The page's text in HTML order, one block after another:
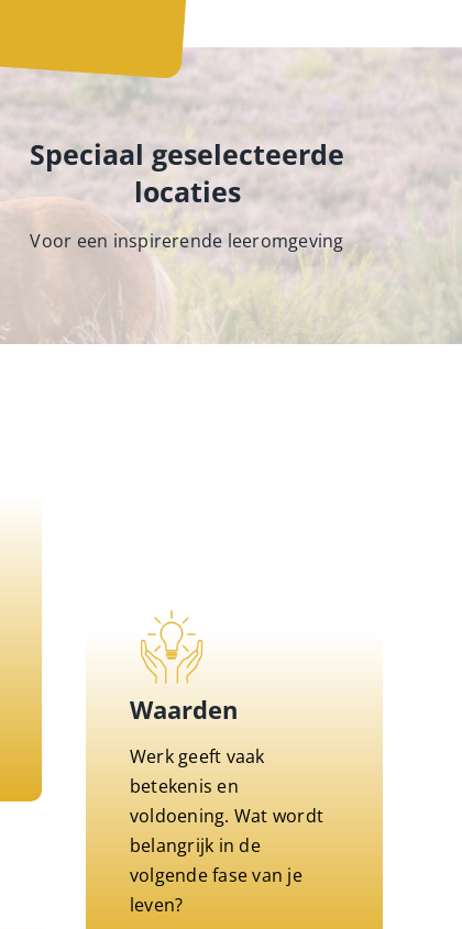
Speciaal geselecteerde
locaties
Voor een inspirerende leeromgeving
Waarden
Werk geeft vaak
betekenis en
voldoening. Wat wordt
belangrijk in de
volgende fase van je
leven?